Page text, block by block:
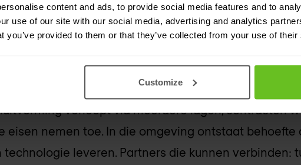
content and ads, to provide social media features and to
use of our site with our social media, advertising and analytics
you’ve provided to them or that they’ve collected from your use of
Customize
en voldoende flexibiliteit om mee te
En hoe gaan we om met compliance, internationale
zowel klanten als technologieleveranciers
verloopt via meerdere lagen, contracten
eisen nemen toe. In die omgeving ontstaat behoefte
technologie leveren. Partners die kunnen verbinden: